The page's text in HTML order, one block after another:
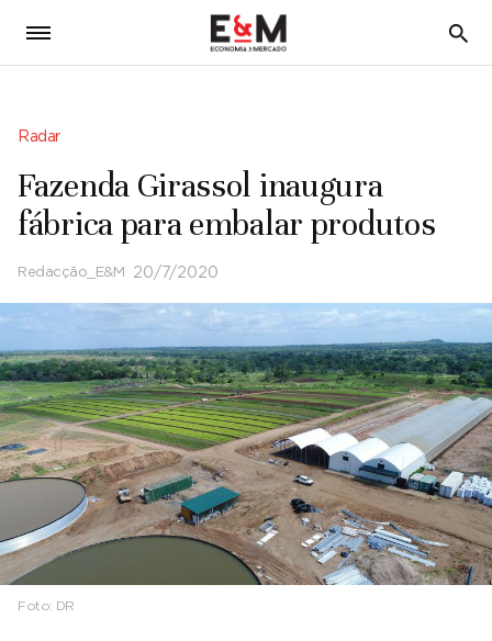
5
Radar
Fazenda Girassol inaugura
fábrica para embalar produtos
Redacção_E&M 20/7/2020
Foto: DR